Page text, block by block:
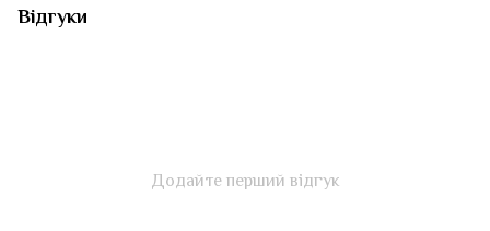
Відгуки
Додайте перший відгук